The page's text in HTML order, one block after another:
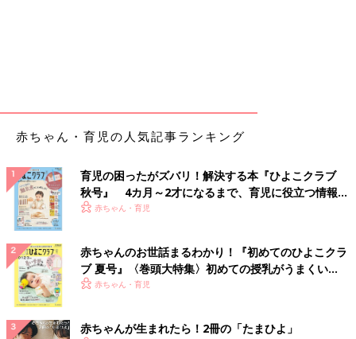
赤ちゃん・育児の人気記事ランキング
育児の困ったがズバリ！解決する本『ひよこクラブ
秋号』 4カ月～2才になるまで、育児に役立つ情報が
いっぱい！
赤ちゃん・育児
赤ちゃんのお世話まるわかり！『初めてのひよこクラ
ブ 夏号』〈巻頭大特集〉初めての授乳がうまくい
く！ おっぱい・ミルクの基本と夏のトラブル 解決テ
赤ちゃん・育児
赤ちゃんが生まれたら！2冊の「たまひよ」